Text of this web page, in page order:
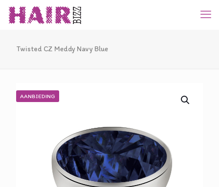
Twisted CZ Meddy Navy Blue
AANBIEDING